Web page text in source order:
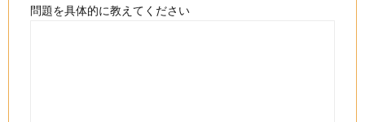
問題を具体的に教えてください